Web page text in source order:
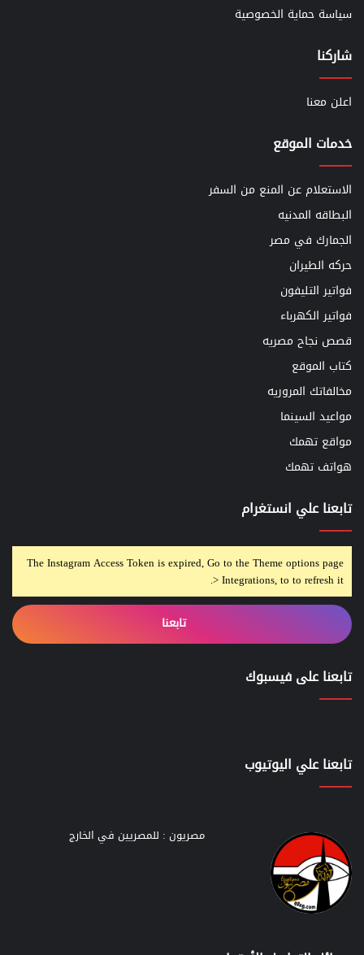
سياسة حماية الخصوصية
شاركنا
اعلن معنا
خدمات الموقع
الاستعلام عن المنع من السفر
البطاقه المدنيه
الجمارك في مصر
حركه الطيران
فواتير التليفون
فواتير الكهرباء
قصص نجاح مصريه
كتاب الموقع
مخالفاتك المروريه
مواعيد السينما
مواقع تهمك
هواتف تهمك
تابعنا علي انستغرام
The Instagram Access Token is expired, Go to the Theme options page
> Integrations, to to refresh it.
تابعنا
تابعنا على فيسبوك
تابعنا علي اليوتيوب
مصريون : للمصريين في الخارج